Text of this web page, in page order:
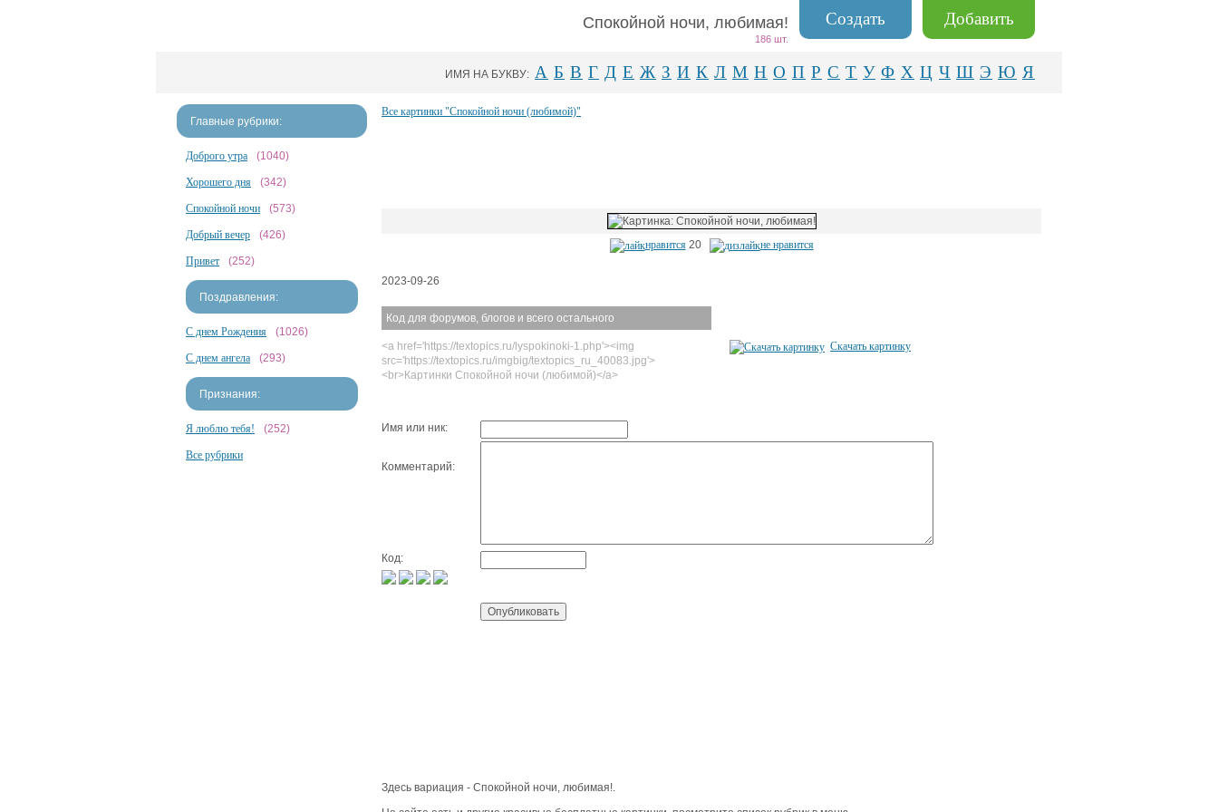
Добавить
Создать
Спокойной ночи, любимая!
186 шт.
ИМЯ НА БУКВУ: А Б В Г Д Е Ж З И К Л М Н О П Р С Т У Ф Х Ц Ч Ш Э Ю Я
Главные рубрики:
Доброго утра (1040)
Хорошего дня (342)
Спокойной ночи (573)
Добрый вечер (426)
Привет (252)
Поздравления:
С днем Рождения (1026)
С днем ангела (293)
Признания:
Я люблю тебя! (252)
Все рубрики
Все картинки "Спокойной ночи (любимой)"
нравится 20 не нравится
2023-09-26
Код для форумов, блогов и всего остального
<a href='https://textopics.ru/lyspokinoki-1.php'><img
src='https://textopics.ru/imgbig/textopics_ru_40083.jpg'>
<br>Картинки Спокойной ночи (любимой)</a>
Скачать картинку
Имя или ник:
Комментарий:
Код:
Здесь вариация - Спокойной ночи, любимая!.